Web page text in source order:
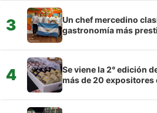
3
Un chef mercedino
gastronomía más
4
Se viene la 2° edición
más de 20 expositores